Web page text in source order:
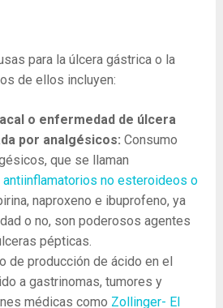
para la úlcera gástrica o la
de ellos incluyen:
o enfermedad de úlcera
por analgésicos: Consumo
que se llaman
no esteroideos o
naproxeno e ibuprofeno, ya
o no, son poderosos agentes
pépticas.
de producción de ácido en el
a gastrinomas, tumores y
médicas como Zollinger- El